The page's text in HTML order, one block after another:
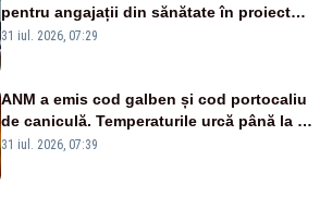
pentru angajații din sănătate în proiectul
Legii salarizării
31 iul. 2026, 07:29
ANM a emis cod galben și cod portocaliu
de caniculă. Temperaturile urcă până la 38
de grade, iar nopțile devin tropicale
31 iul. 2026, 07:39